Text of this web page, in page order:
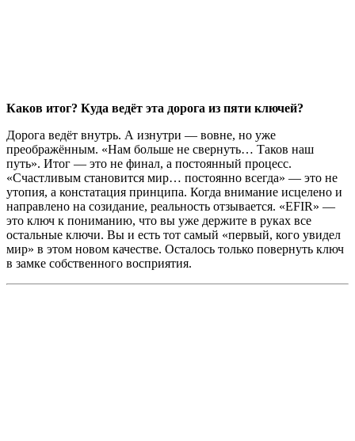
Каков итог? Куда ведёт эта дорога из пяти ключей?
Дорога ведёт внутрь. А изнутри — вовне, но уже
преображённым. «Нам больше не свернуть… Таков наш
путь». Итог — это не финал, а постоянный процесс.
«Счастливым становится мир… постоянно всегда» — это не
утопия, а констатация принципа. Когда внимание исцелено и
направлено на созидание, реальность отзывается. «EFIR» —
это ключ к пониманию, что вы уже держите в руках все
остальные ключи. Вы и есть тот самый «первый, кого увидел
мир» в этом новом качестве. Осталось только повернуть ключ
в замке собственного восприятия.